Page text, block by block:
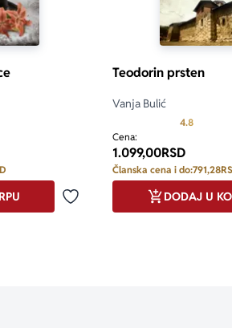
u levo
je 4.5 od 5
Dodaj u omiljene
Teodorin prsten
Vanja Bulić
4.8
Cena:
1.099,00RSD
Članska cena i do:791,28
DODAJ U